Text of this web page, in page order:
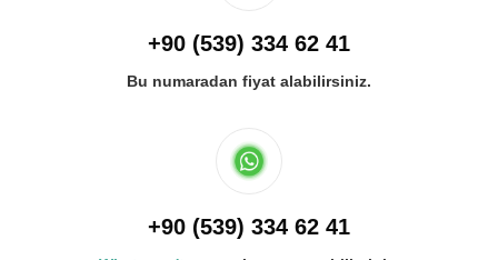
+90 (539) 334 62 41
Bu numaradan fiyat alabilirsiniz.
+90 (539) 334 62 41